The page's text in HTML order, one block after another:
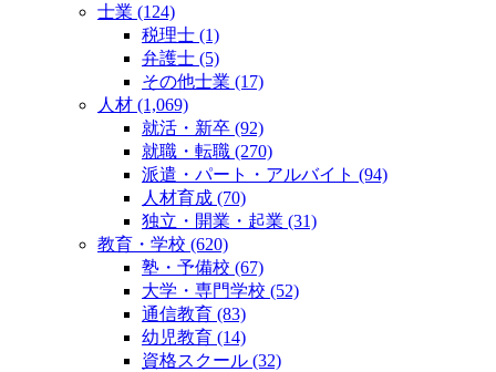
士業 (124)
税理士 (1)
弁護士 (5)
その他士業 (17)
人材 (1,069)
就活・新卒 (92)
就職・転職 (270)
派遣・パート・アルバイト (94)
人材育成 (70)
独立・開業・起業 (31)
教育・学校 (620)
塾・予備校 (67)
大学・専門学校 (52)
通信教育 (83)
幼児教育 (14)
資格スクール (32)